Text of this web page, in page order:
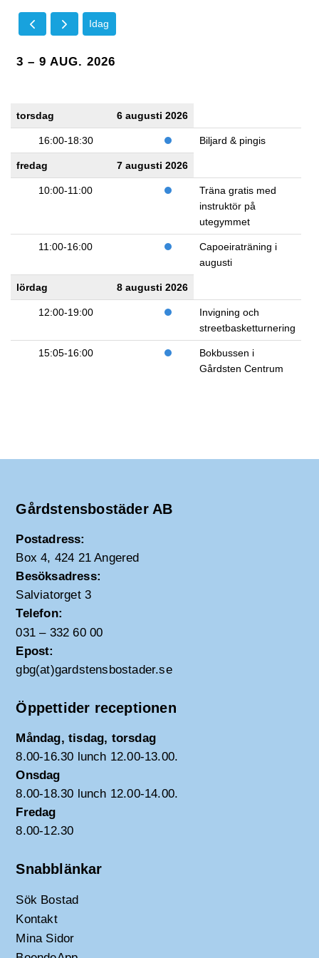
Idag
3 – 9 AUG. 2026
torsdag 6 augusti 2026
16:00-18:30 Biljard & pingis
fredag 7 augusti 2026
10:00-11:00
Träna gratis med
instruktör på
utegymmet
11:00-16:00
Capoeiraträning i
augusti
lördag 8 augusti 2026
12:00-19:00
Invigning och
streetbasketturnering
15:05-16:00
Bokbussen i
Gårdsten Centrum
Gårdstensbostäder AB
Postadress:
Box 4, 424 21 Angered
Besöksadress:
Salviatorget 3
Telefon:
031 – 332 60 00
Epost:
gbg(at)gardstensbostader.se
Öppettider receptionen
Måndag, tisdag, torsdag
8.00-16.30 lunch 12.00-13.00.
Onsdag
8.00-18.30 lunch 12.00-14.00.
Fredag
8.00-12.30
Snabblänkar
Sök Bostad
Kontakt
Mina Sidor